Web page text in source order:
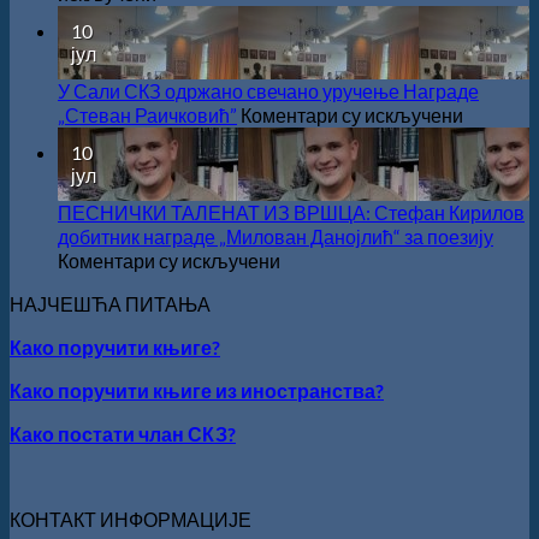
српском
језику
ЗА
2026.
ГОДИНУ
ВЕЛИКО
ЛЕТЊЕ
СНИЖЕЊЕ
10
јул
У Сали СКЗ одржано свечано уручење Награде
„Стеван Раичковић” Коментари су искључени
У
Сали
СКЗ
одржано
свечано
10
јул
ПЕСНИЧКИ ТАЛЕНАТ ИЗ ВРШЦА: Стефан Кирилов
добитник награде „Милован Данојлић“ за поезију
Коментари су искључени
Кирилов
НАЈЧЕШЋА ПИТАЊА
Како поручити књиге?
Како поручити књиге из иностранства?
Како постати члан СКЗ?
КОНТАКТ ИНФОРМАЦИЈЕ